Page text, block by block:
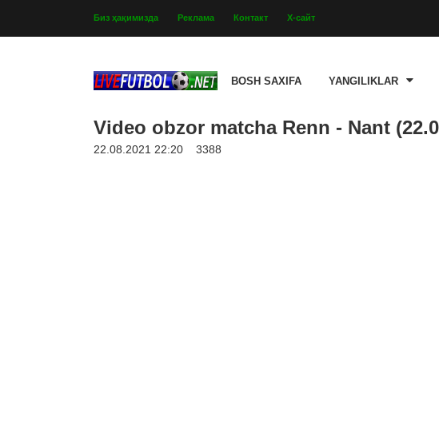
Биз ҳақимизда Реклама Контакт Х-сайт
BOSH SAXIFA YANGILIKLAR
Video obzor matcha Renn - Nant
22.08.2021 22:20 3388